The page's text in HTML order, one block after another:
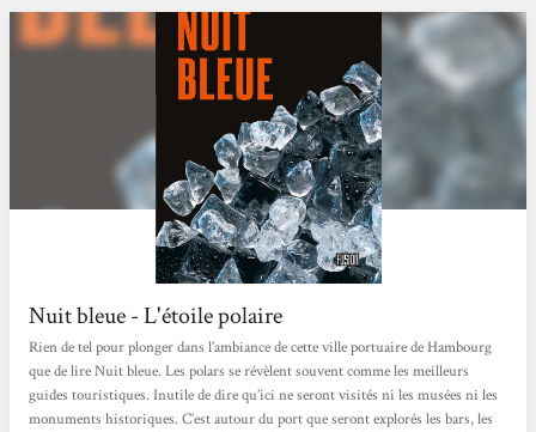
Nuit bleue - L'étoile polaire
Rien de tel pour plonger dans l’ambiance de cette ville portuaire de Hambourg
que de lire Nuit bleue. Les polars se révèlent souvent comme les meilleurs
guides touristiques. Inutile de dire qu’ici ne seront visités ni les musées ni les
monuments historiques. C’est autour du port que seront explorés les bars, les